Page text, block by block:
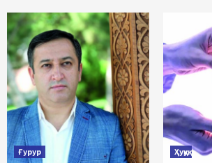
Ғурур Ҳуқуқ